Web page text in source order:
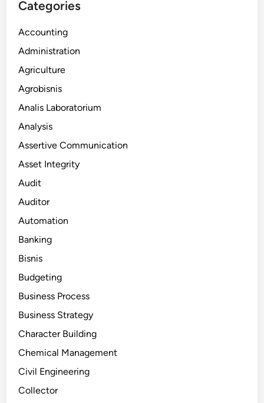
Categories
Accounting
Administration
Agriculture
Agrobisnis
Analis Laboratorium
Analysis
Assertive Communication
Asset Integrity
Audit
Auditor
Automation
Banking
Bisnis
Budgeting
Business Process
Business Strategy
Character Building
Chemical Management
Civil Engineering
Collector